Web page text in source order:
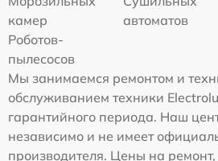
камер
автоматов
Роботов-
пылесосов
Мы занимаемся ремонтом и
обслуживанием техники
гарантийного периода. Наш
независимо и не имеет
производителя. Цены на